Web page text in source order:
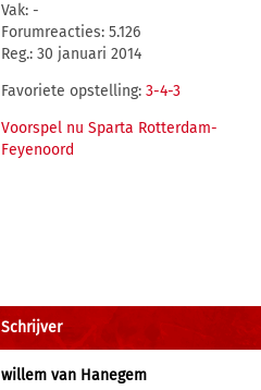
Vak: -
Forumreacties: 5.126
Reg.: 30 januari 2014
Favoriete opstelling: 3-4-3
Voorspel nu Sparta Rotterdam-
Feyenoord
Schrijver
willem van Hanegem